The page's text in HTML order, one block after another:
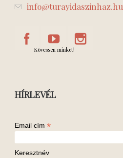
info@turayidaszinhaz.hu
Kövessen minket!
HÍRLEVÉL
Email cím *
Keresztnév